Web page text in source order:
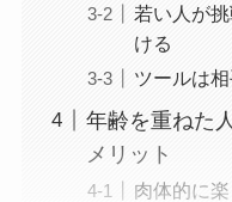
若い人が
ける
ツールは
年齢を重ねた
メリット
肉体的に楽